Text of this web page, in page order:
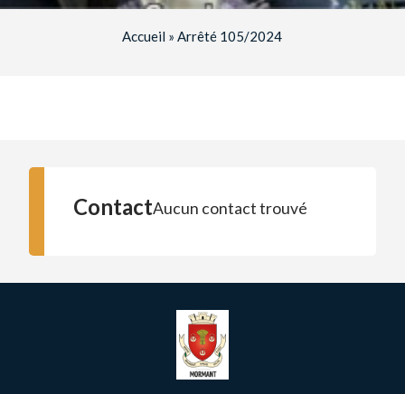
Accueil »Arrêté 105/2024
ContactAucun contact trouvé